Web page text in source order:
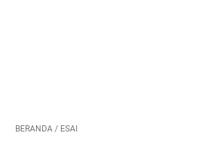
BERANDA / ESAI